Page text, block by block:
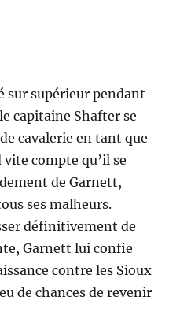
sur supérieur pendant
capitaine Shafter se
cavalerie en tant que
compte qu’il se
de Garnett,
ses malheurs.
définitivement de
Garnett lui confie
contre les Sioux
de chances de revenir